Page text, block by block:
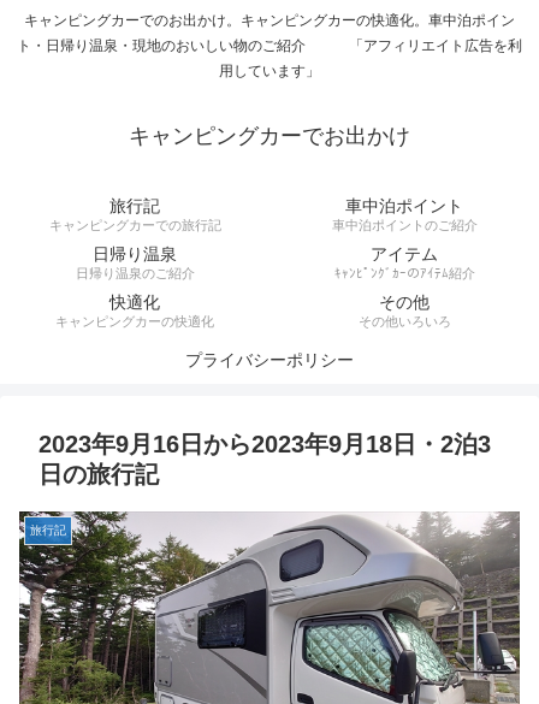
キャンピングカーでのお出かけ。キャンピングカーの快適化。車中泊ポイン
ト・日帰り温泉・現地のおいしい物のご紹介 「アフィリエイト広告を利
用しています」
キャンピングカーでお出かけ
旅行記
キャンピングカーでの旅行記
車中泊ポイント
車中泊ポイントのご紹介
日帰り温泉
日帰り温泉のご紹介
アイテム
ｷｬﾝﾋﾟﾝｸﾞｶｰのｱｲﾃﾑ紹介
快適化
キャンピングカーの快適化
その他
その他いろいろ
プライバシーポリシー
2023年9月16日から2023年9月18日・2泊3
日の旅行記
旅行記